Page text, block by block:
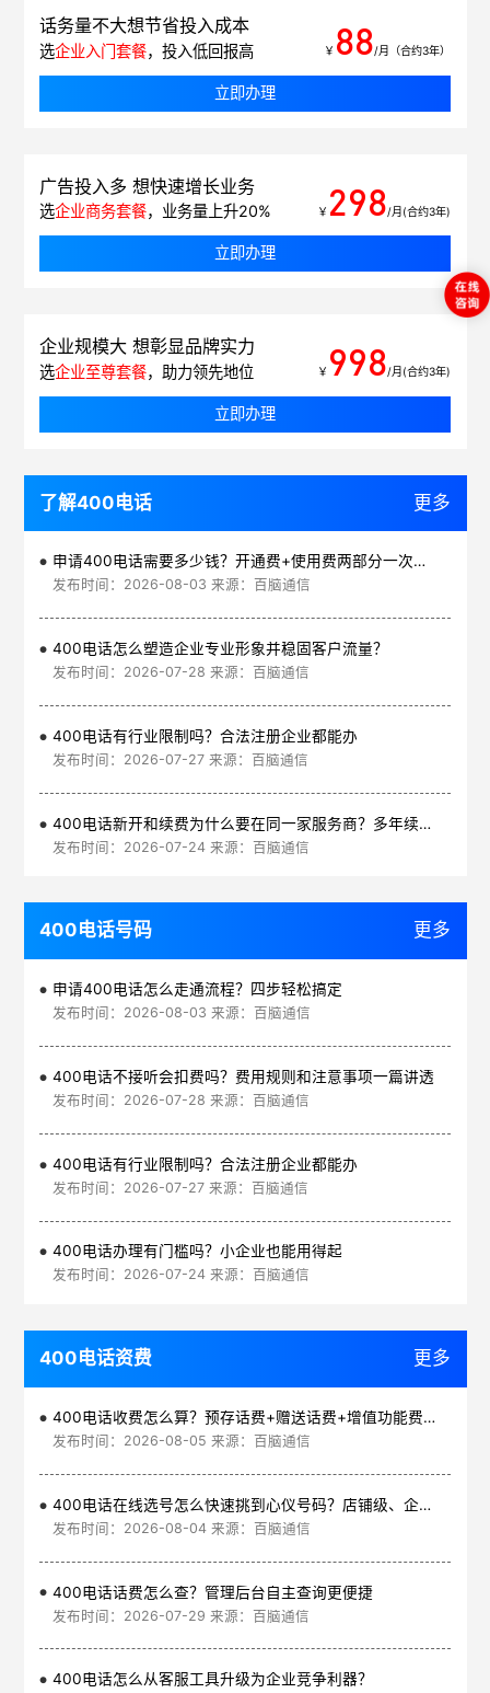
话务量不大想节省投入成本
选企业入门套餐，投入低回报高 ￥ 88/月（合约3年）
立即办理
广告投入多 想快速增长业务
选企业商务套餐，业务量上升20% ￥ 298/月(合约3年)
立即办理
企业规模大 想彰显品牌实力
选企业至尊套餐，助力领先地位 ￥ 998/月(合约3年)
立即办理
了解400电话 更多
申请400电话需要多少钱？开通费+使用费两部分一次讲清
发布时间：2026-08-03 来源：百脑通信
400电话怎么塑造企业专业形象并稳固客户流量？
发布时间：2026-07-28 来源：百脑通信
400电话有行业限制吗？合法注册企业都能办
发布时间：2026-07-27 来源：百脑通信
400电话新开和续费为什么要在同一家服务商？多年续费更划算
发布时间：2026-07-24 来源：百脑通信
400电话号码 更多
申请400电话怎么走通流程？四步轻松搞定
发布时间：2026-08-03 来源：百脑通信
400电话不接听会扣费吗？费用规则和注意事项一篇讲透
发布时间：2026-07-28 来源：百脑通信
400电话有行业限制吗？合法注册企业都能办
发布时间：2026-07-27 来源：百脑通信
400电话办理有门槛吗？小企业也能用得起
发布时间：2026-07-24 来源：百脑通信
400电话资费 更多
400电话收费怎么算？预存话费+赠送话费+增值功能费透明实惠
发布时间：2026-08-05 来源：百脑通信
400电话在线选号怎么快速挑到心仪号码？店铺级、企业级、集团级一次看清
发布时间：2026-08-04 来源：百脑通信
400电话话费怎么查？管理后台自主查询更便捷
发布时间：2026-07-29 来源：百脑通信
400电话怎么从客服工具升级为企业竞争利器？